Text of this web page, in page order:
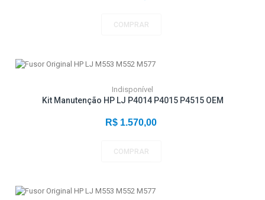
COMPRAR
Indisponível
Kit Manutenção HP LJ P4014 P4015 P4515 OEM
R$ 1.570,00
COMPRAR